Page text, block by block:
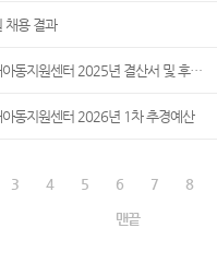
채용 결과
다움장애아동지원센터 2025년 결산서 및 후원금(품) 수입,사용결과보고서
아동지원센터 2026년 1차 추경예산
3 4 5 6 7 8
맨끝